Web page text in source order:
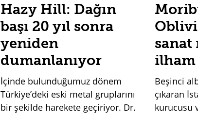
Hazy Hill: Dağın
başı 20 yıl sonra
yeniden
dumanlanıyor
İçinde bulunduğumuz dönem
Türkiye’deki eski metal gruplarını
bir şekilde harekete geçiriyor. Dr.
ilham
Beşinci
çıkaran
kurucusu